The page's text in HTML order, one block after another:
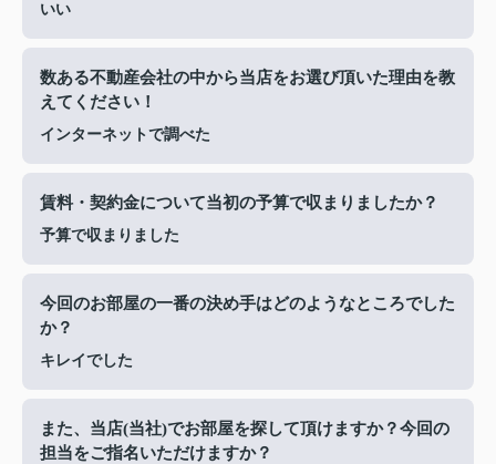
いい
数ある不動産会社の中から当店をお選び頂いた理由を教
えてください！
インターネットで調べた
賃料・契約金について当初の予算で収まりましたか？
予算で収まりました
今回のお部屋の一番の決め手はどのようなところでした
か？
キレイでした
また、当店(当社)でお部屋を探して頂けますか？今回の
担当をご指名いただけますか？